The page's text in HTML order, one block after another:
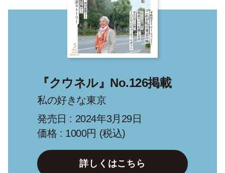
『クウネル』No.126掲載
私の好きな東京
発売日 : 2024年3月29日
価格 : 1000円 (税込)
詳しくはこちら